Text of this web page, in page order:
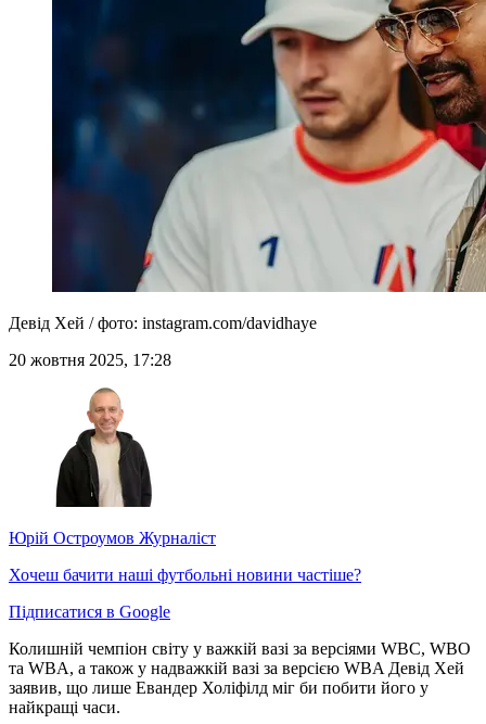
Девід Хей / фото: instagram.com/davidhaye
20 жовтня 2025, 17:28
Юрій Остроумов Журналіст
Хочеш бачити наші футбольні новини частіше?
Підписатися в Google
Колишній чемпіон світу у важкій вазі за версіями WBC, WBO
та WBA, а також у надважкій вазі за версією WBA Девід Хей
заявив, що лише Евандер Холіфілд міг би побити його у
найкращі часи.